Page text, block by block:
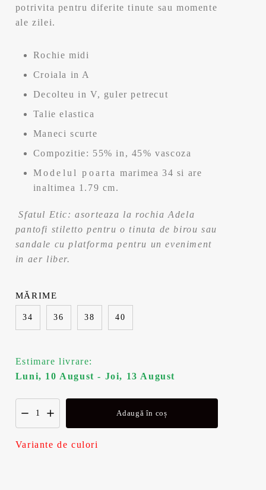
e
u
n
i
a
a
f
s
t
:
e
u
c
u
n
t
s
t
:
1
3
potrivita pentru diferite tinute sau momente
ale zilei.
Rochie midi
Croiala in A
Decolteu in V, guler petrecut
Talie elastica
Maneci scurte
Compozitie: 55% in, 45% vascoza
Modelul poarta marimea 34 si are
inaltimea 1.79 cm.
Sfatul Etic: asorteaza la rochia Adela
pantofi stiletto pentru o tinuta de birou sau
sandale cu platforma pentru un eveniment
in aer liber.
34 36 38 40
MĂRIME
Estimare livrare:
Luni, 10 August - Joi, 13 August
Adaugă în coș
Variante de culori